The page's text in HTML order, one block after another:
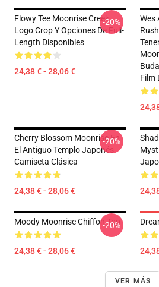
Flowy Tee Moonrise Creek
Logo Crop Y Opciones De Full-
Length Disponibles
24,38 € - 28,06 €
-20%
Wes
Film
Cherry Blossom Moonrise En
El Antiguo Templo Japonés
Camiseta Clásica
24,38 € - 28,06 €
-20%
Moody Moonrise Chiffon Top
24,38 € - 28,06 €
-20%
VER MÁS